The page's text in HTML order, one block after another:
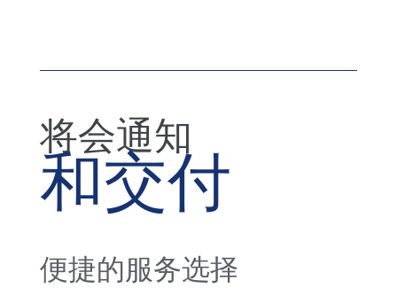
将会通知
和交付
便捷的服务选择